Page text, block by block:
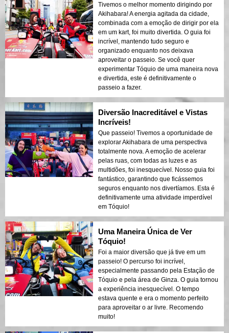
Tivemos o melhor momento dirigindo por
Akihabara! A energia agitada da cidade,
combinada com a emoção de dirigir por ela
em um kart, foi muito divertida. O guia foi
incrível, mantendo tudo seguro e
organizado enquanto nos deixava
aproveitar o passeio. Se você quer
experimentar Tóquio de uma maneira nova
e divertida, este é definitivamente o
passeio a fazer.
Diversão Inacreditável e Vistas
Incríveis!
Que passeio! Tivemos a oportunidade de
explorar Akihabara de uma perspectiva
totalmente nova. A emoção de acelerar
pelas ruas, com todas as luzes e as
multidões, foi inesquecível. Nosso guia foi
fantástico, garantindo que ficássemos
seguros enquanto nos divertíamos. Esta é
definitivamente uma atividade imperdível
em Tóquio!
Uma Maneira Única de Ver
Tóquio!
Foi a maior diversão que já tive em um
passeio! O percurso foi incrível,
especialmente passando pela Estação de
Tóquio e pela área de Ginza. O guia tornou
a experiência inesquecível. O tempo
estava quente e era o momento perfeito
para aproveitar o ar livre. Recomendo
muito!